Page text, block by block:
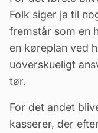
Folk siger ja til
fremstår som en
en køreplan ved
uoverskueligt
tør.
For det andet
kasserer, der